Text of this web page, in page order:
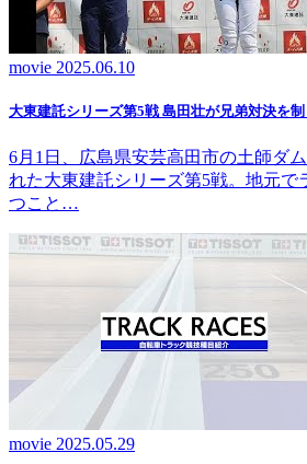
movie 2025.06.10
大東建託シリーズ第5戦 島田壮が兄弟対決を
6月1日、広島県安芸高田市の土師ダ
れた大東建託シリーズ第5戦。地元で
つこと…
movie 2025.05.29